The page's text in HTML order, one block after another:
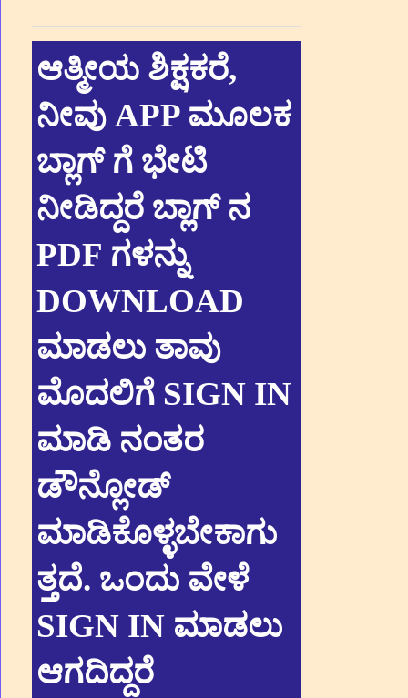
ಆತ್ಮೀಯ ಶಿಕ್ಷಕರೆ,
ನೀವು APP ಮೂಲಕ
ಬ್ಲಾಗ್ ಗೆ ಭೇಟಿ
ನೀಡಿದ್ದರೆ ಬ್ಲಾಗ್ ನ
PDF ಗಳನ್ನು
DOWNLOAD
ಮಾಡಲು ತಾವು
ಮೊದಲಿಗೆ SIGN IN
ಮಾಡಿ ನಂತರ
ಡೌನ್ಲೋಡ್
ಮಾಡಿಕೊಳ್ಳಬೇಕಾಗು
ತ್ತದೆ. ಒಂದು ವೇಳೆ
SIGN IN ಮಾಡಲು
ಆಗದಿದ್ದರೆ